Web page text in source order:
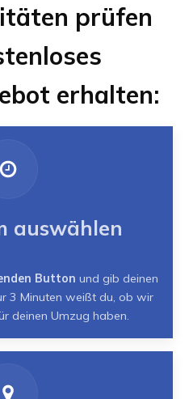
prüfen
erhalten:
auswählen
Button und gib deinen
3 Minuten weißt du, ob wir
deinen Umzug haben.